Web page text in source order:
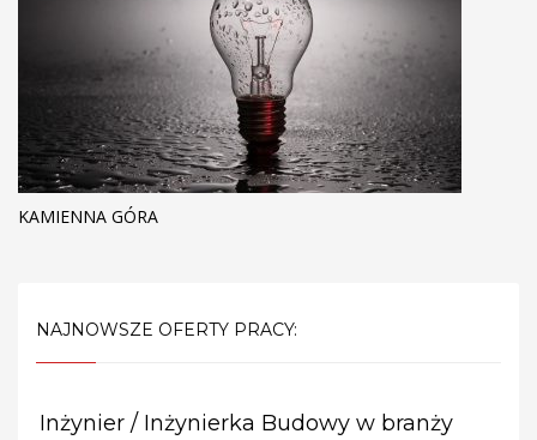
KAMIENNA GÓRA
NAJNOWSZE OFERTY PRACY:
Inżynier / Inżynierka Budowy w branży